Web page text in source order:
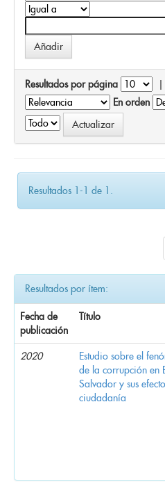
Resultados por página |
En orden
Resultados 1-1 de 1.
Resultados por ítem:
Fecha de
publicación
Título
2020
Estudio sobre el
de la corrupción en
Salvador y sus
ciudadanía